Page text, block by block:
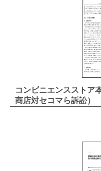
コンビニエンスストア
商店対セコマら訴訟）